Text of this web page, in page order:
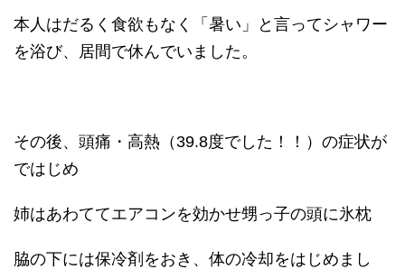
本人はだるく食欲もなく「暑い」と言ってシャワー
を浴び、居間で休んでいました。
その後、頭痛・高熱（39.8度でした！！）の症状が
ではじめ
姉はあわててエアコンを効かせ甥っ子の頭に氷枕
脇の下には保冷剤をおき、体の冷却をはじめまし